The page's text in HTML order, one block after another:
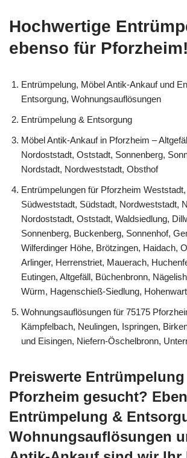
Hochwertige
ebenso für Pforzheim!
Entrümpelung, Möbel Antik-Ankauf und
Entsorgung, Wohnungsauflösungen
Entrümpelung & Entsorgung
Möbel Antik-Ankauf in Pforzheim –
Nordoststadt, Oststadt, Sonnenberg,
Nordstadt, Nordweststadt, Obsthof
Entrümpelungen für Pforzheim
Südweststadt, Südstadt, Nordweststadt,
Nordoststadt, Oststadt, Waldsiedlung,
Sonnenberg, Buckenberg, Sonnenhof,
Wilferdinger Höhe, Brötzingen, Haidach,
Arlinger, Herrenstriet, Mauerach,
Eutingen, Altgefäll, Büchenbronn,
Würm, Hagenschieß-Siedlung, Hohenwart
Wohnungsauflösungen für 75175
Kämpfelbach, Neulingen, Ispringen,
und Eisingen, Niefern-Öschelbronn,
Preiswerte
Pforzheim gesucht?
Entrümpelung &
Wohnungsauflösungen